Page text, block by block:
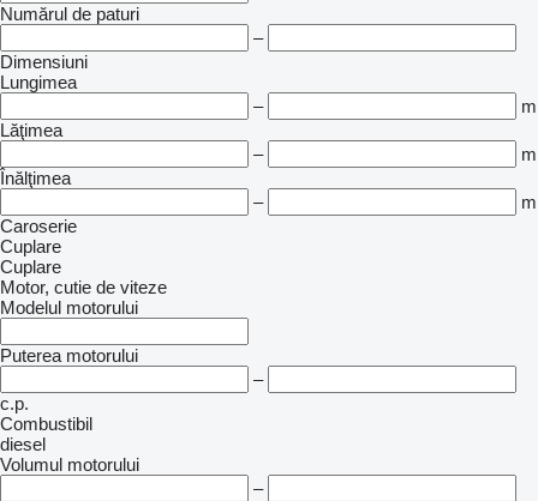
Numărul de paturi
–
Dimensiuni
Lungimea
–
m
Lăţimea
–
m
Înălţimea
–
m
Caroserie
Cuplare
Cuplare
Motor, cutie de viteze
Modelul motorului
Puterea motorului
–
c.p.
Combustibil
diesel
Volumul motorului
–